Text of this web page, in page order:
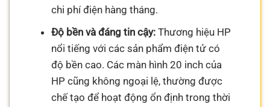
chi phí điện hàng tháng.
Độ bền và đáng tin cậy:Thương hiệu HP
nổi tiếng với các sản phẩm điện tử có
độ bền cao. Các màn hình 20 inch của
HP cũng không ngoại lệ, thường được
chế tạo để hoạt động ổn định trong thời